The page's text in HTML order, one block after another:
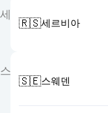
세
🇷🇸세르비아
스
🇸🇪스웨덴